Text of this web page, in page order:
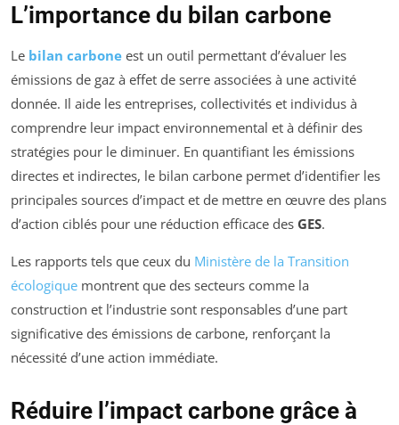
L’importance du bilan carbone
Le bilan carbone est un outil permettant d’évaluer les
émissions de gaz à effet de serre associées à une activité
donnée. Il aide les entreprises, collectivités et individus à
comprendre leur impact environnemental et à définir des
stratégies pour le diminuer. En quantifiant les émissions
directes et indirectes, le bilan carbone permet d’identifier les
principales sources d’impact et de mettre en œuvre des plans
d’action ciblés pour une réduction efficace des GES.
Les rapports tels que ceux du Ministère de la Transition
écologique montrent que des secteurs comme la
construction et l’industrie sont responsables d’une part
significative des émissions de carbone, renforçant la
nécessité d’une action immédiate.
Réduire l’impact carbone grâce à